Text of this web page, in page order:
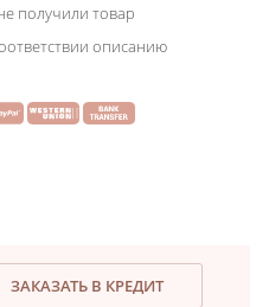
получили товар
описанию
ЗАКАЗАТЬ В КРЕДИТ